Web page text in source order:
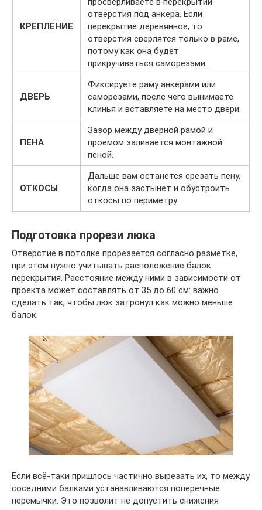
КРЕПЛЕНИЕ
отверстия под анкера. Если
перекрытие деревянное, то
отверстия сверлятся только в раме,
потому как она будет
прикручиваться саморезами.
ДВЕРЬ
Фиксируете раму анкерами или
саморезами, после чего вынимаете
клинья и вставляете на место двери.
ПЕНА
Зазор между дверной рамой и
проемом заливается монтажной
пеной.
ОТКОСЫ
Дальше вам останется срезать пену,
когда она застынет и обустроить
откосы по периметру.
Подготовка прорези люка
Отверстие в потолке прорезается согласно разметке,
при этом нужно учитывать расположение балок
перекрытия. Расстояние между ними в зависимости от
проекта может составлять от 35 до 60 см: важно
сделать так, чтобы люк затронул как можно меньше
балок.
Если всё-таки пришлось частично вырезать их, то между
соседними балками устанавливаются поперечные
перемычки. Это позволит не допустить снижения